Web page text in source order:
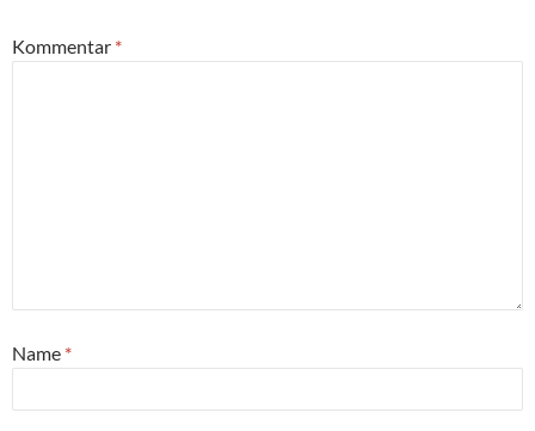
Kommentar *
Name *